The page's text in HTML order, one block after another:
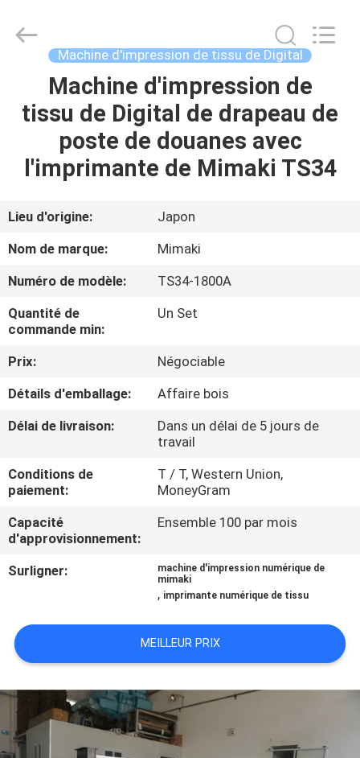
APERÇU
PRODUITS
VIDÉOS
A
DE
NOUS
VISITE
D'USINE
DE
LA
QUALITÉ
CONTACT
NOUVELLES
TOUS
LES
CAS
Digital
Reserved.
Machine d'impression de tissu de Digital
Machine d'impression de
tissu de Digital de drapeau de
poste de douanes avec
l'imprimante de Mimaki TS34
Lieu d'origine:
Japon
Nom de marque:
Mimaki
Numéro de modèle:
TS34-1800A
Quantité de
commande min:
Un Set
Prix:
Négociable
Détails d'emballage:
Affaire bois
Délai de livraison:
Dans un délai de 5 jours de
travail
Conditions de
paiement:
T / T, Western Union,
MoneyGram
Capacité
d'approvisionnement:
Ensemble 100 par mois
Surligner:
machine d'impression numérique de
mimaki
, imprimante numérique de tissu
MEILLEUR PRIX